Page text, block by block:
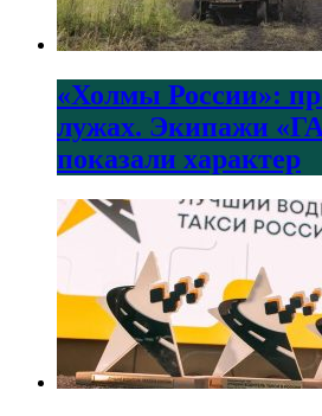
«Холмы России»:
лужах. Экипажи
показали характер